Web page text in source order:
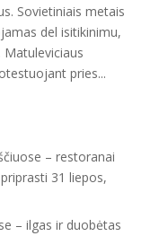
Sovietiniais metais
del isitikinimu,
Matuleviciaus
pries...
– restoranai
31 liepos,
– ilgas ir duobėtas